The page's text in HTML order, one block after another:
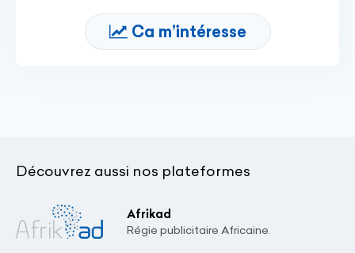
Ca m’intéresse
Découvrez aussi nos plateformes
Afrikad
Régie publicitaire Africaine.